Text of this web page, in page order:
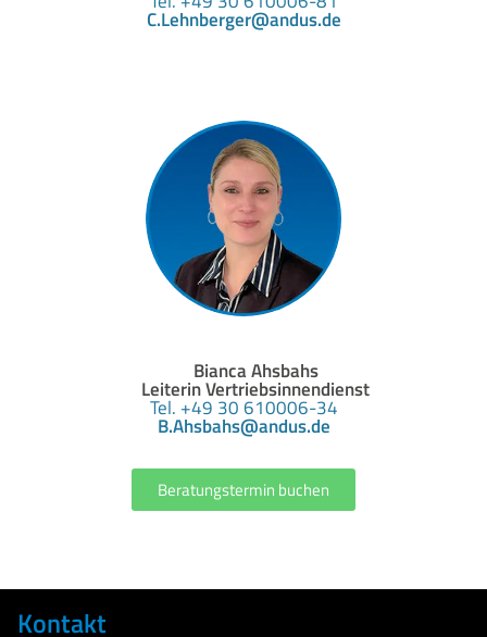
C.Lehnberger@andus.de
Bianca Ahsbahs
Leiterin Vertriebsinnendienst
Tel. +49 30 610006-34
B.Ahsbahs@andus.de
Beratungstermin buchen
Kontakt